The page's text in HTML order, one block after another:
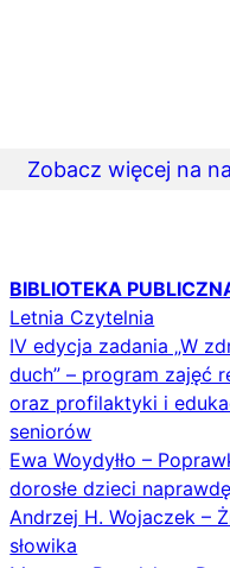
Zobacz więcej na
BIBLIOTEKA
Letnia Czytelnia
IV edycja zadania „W
duch” – program zajęć
oraz profilaktyki i
seniorów
Ewa Woydyłło –
dorosłe dzieci
Andrzej H. Wojaczek –
słowika